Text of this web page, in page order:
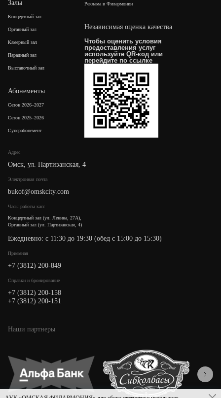
Адрес
Омск, ул. Партизанская, 4
Электронная почта
bukof@omskcity.com
Часы работы касс
Концертный зал (ул. Ленина, 27А),
Органный зал (ул. Партизанская, 4)
Ежедневно: с 11:30 до 19:30 (обед с 15:00 до 15:30)
Приемная
+7 (3812) 200-849
Cправки и бронирование
+7 (3812) 200-158
+7 (3812) 200-151
Залы
Концертный зал
Органный зал
Камерный зал
Парадный зал
Выставочный зал
Абонементы
Сезон 2026–2027
Сезон 2025–2026
Суперабонемент
Реклама в Филармонии
Независимая оценка качества
Чтобы оценить условия
предоставления услуг
используйте QR-код или
перейдите поссылке
Наши партнеры